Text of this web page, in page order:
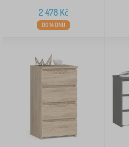
mat
3
Provedení nábytku
z lamina
75
2 478Kč
DO 14 DNŮ